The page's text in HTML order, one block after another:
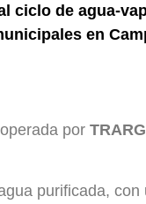
ciclo de agua-
en
por
purificada,